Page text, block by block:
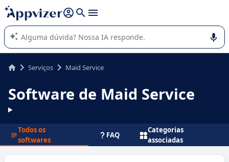
de nossa IA (várias linhas com
A IA do Appvizer o orienta no uso ou na seleção de software
SaaS para sua empresa.
Serviços Maid Service
Software de Maid Service
Todos os
softwares
FAQ
Categorias
associadas